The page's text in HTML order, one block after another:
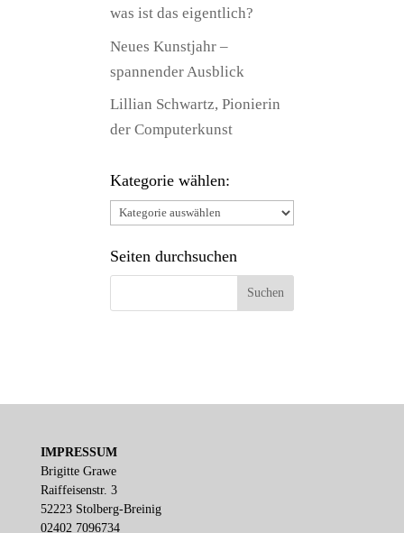
was ist das eigentlich?
Neues Kunstjahr –
spannender Ausblick
Lillian Schwartz, Pionierin
der Computerkunst
Kategorie wählen:
Kategorie
Seiten durchsuchen
IMPRESSUM
Brigitte Grawe
Raiffeisenstr. 3
52223 Stolberg-Breinig
02402 7096734